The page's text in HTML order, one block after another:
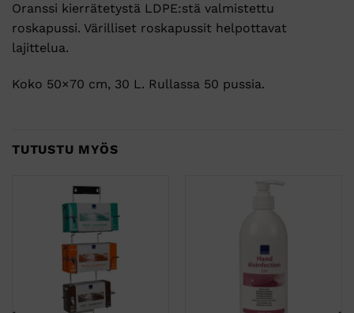
Oranssi kierrätetystä LDPE:stä valmistettu
roskapussi. Värilliset roskapussit helpottavat
lajittelua.
Koko 50×70 cm, 30 L. Rullassa 50 pussia.
TUTUSTU MYÖS